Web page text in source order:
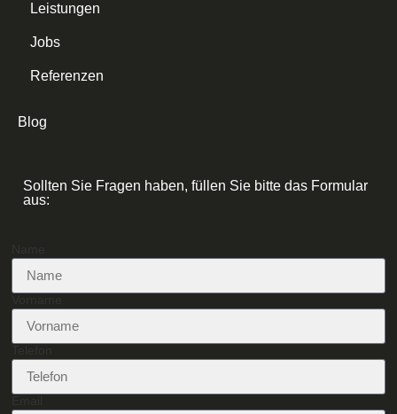
Leistungen
Jobs
Referenzen
Blog
Sollten Sie Fragen haben, füllen Sie bitte das Formular
aus: